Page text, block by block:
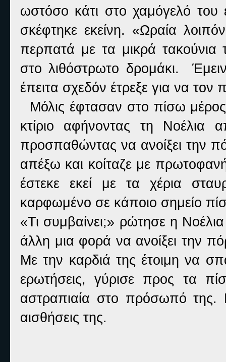
ωστόσο κάτι στο χαμόγελό
σκέφτηκε εκείνη. «Ωραία
περπατά με τα μικρά
στο λιθόστρωτο δρομάκι.
έπειτα σχεδόν έτρεξε για να τον
Μόλις έφτασαν στο πίσω μέρος
κτίριο αφήνοντας τη Νοέλια
προσπαθώντας να ανοίξει την
απέξω και κοίταζε με
έστεκε εκεί με τα χέρια
καρφωμένο σε κάποιο σημείο
«Τι συμβαίνει;» ρώτησε η
άλλη μια φορά να ανοίξει την
Με την καρδιά της έτοιμη να
ερωτήσεις, γύρισε προς τα
αστραπιαία στο πρόσωπό της.
αισθήσεις της.